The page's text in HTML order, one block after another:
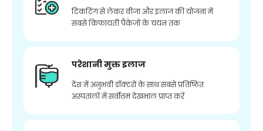
टिकटिंग से लेकर वीजा और इलाज की योजना में
सबसे किफायती पैकेजों के चयन तक
परेशानी मुक्त इलाज
देश में अनुभवी डॉक्टरों के साथ सबसे प्रतिष्ठित
अस्पतालों में सर्वोत्तम देखभाल प्राप्त करें